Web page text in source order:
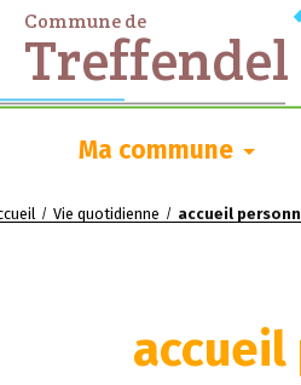
Commune de
Treffendel
Ma commune
/ Vie quotidienne / accueil
accueil